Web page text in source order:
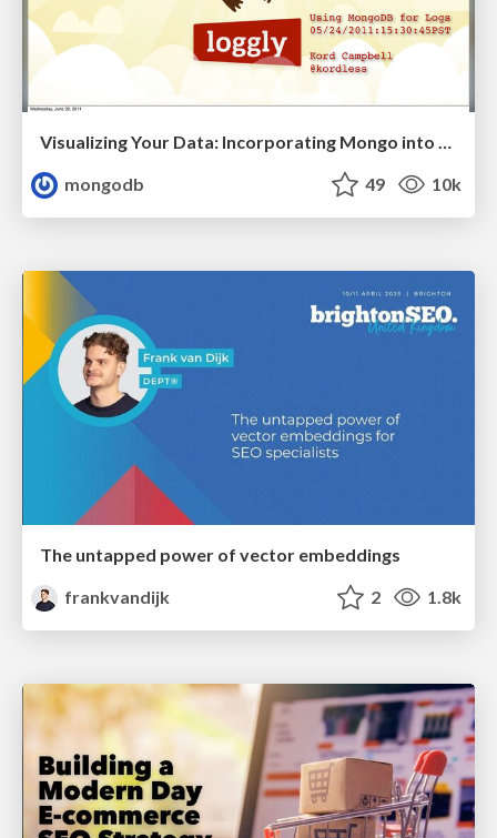
mongodb
49 10k
The untapped power of vector embeddings
frankvandijk
2 1.8k